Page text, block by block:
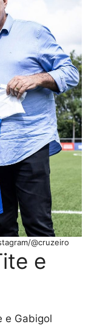
@cruzeiro
e
e Gabigol